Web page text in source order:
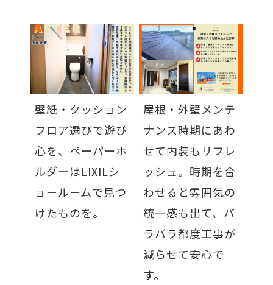
壁紙・クッション
フロア選びで遊び
心を、ペーパーホ
ルダーはLIXILシ
ョールームで見つ
けたものを。
屋根・外壁メンテ
ナンス時期にあわ
せて内装もリフレ
ッシュ。時期を合
わせると雰囲気の
統一感も出て、バ
ラバラ都度工事が
減らせて安心で
す。